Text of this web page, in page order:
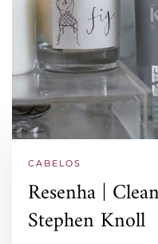
CABELOS
Resenha |
Stephen Knoll